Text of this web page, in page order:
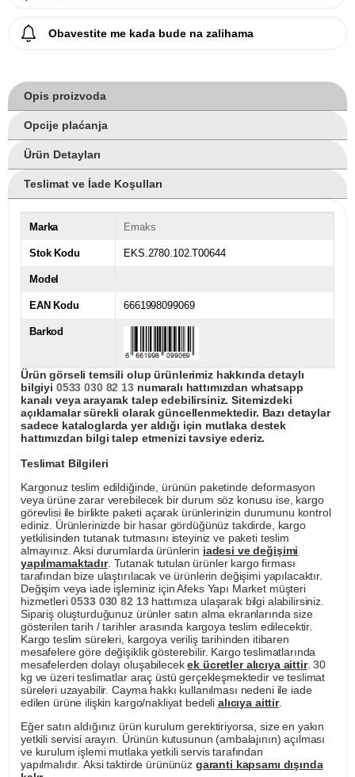
Obavestite me kada bude na zalihama
Opis proizvoda
Opcije plaćanja
Ürün Detayları
Teslimat ve İade Koşulları
Marka Emaks
Stok Kodu EKS.2780.102.T00644
Model
EAN Kodu 6661998099069
Barkod
Ürün görseli temsili olup ürünlerimiz hakkında detaylı
bilgiyi 0533 030 82 13numaralı hattımızdan whatsapp
kanalı veya arayarak talep edebilirsiniz. Sitemizdeki
açıklamalar sürekli olarak güncellenmektedir. Bazı detaylar
sadece kataloglarda yer aldığı için mutlaka destek
hattımızdan bilgi talep etmenizi tavsiye ederiz.
Teslimat Bilgileri
Kargonuz teslim edildiğinde, ürünün paketinde deformasyon
veya ürüne zarar verebilecek bir durum söz konusu ise, kargo
görevlisi ile birlikte paketi açarak ürünlerinizin durumunu kontrol
ediniz. Ürünlerinizde bir hasar gördüğünüz takdirde, kargo
yetkilisinden tutanak tutmasını isteyiniz ve paketi teslim
almayınız. Aksi durumlarda ürünlerin iadesi ve değişimi
yapılmamaktadır. Tutanak tutulan ürünler kargo firması
tarafından bize ulaştırılacak ve ürünlerin değişimi yapılacaktır.
Değişim veya iade işleminiz için Afeks Yapı Market müşteri
hizmetleri0533 030 82 13hattımıza ulaşarak bilgi alabilirsiniz.
Sipariş oluşturduğunuz ürünler satın alma ekranlarında size
gösterilen tarih / tarihler arasında kargoya teslim edilecektir.
Kargo teslim süreleri, kargoya veriliş tarihinden itibaren
mesafelere göre değişiklik gösterebilir. Kargo teslimatlarında
mesafelerden dolayı oluşabilecekek ücretler alıcıya aittir. 30
kg ve üzeri teslimatlar araç üstü gerçekleşmektedir ve teslimat
süreleri uzayabilir. Cayma hakkı kullanılması nedeni ile iade
edilen ürüne ilişkin kargo/nakliyat bedeli alıcıya aittir.
Eğer satın aldığınız ürün kurulum gerektiriyorsa, size en yakın
yetkili servisi arayın. Ürünün kutusunun (ambalajının) açılması
ve kurulum işlemi mutlaka yetkili servis tarafından
yapılmalıdır. Aksi taktirde ürününüz garanti kapsamı dışında